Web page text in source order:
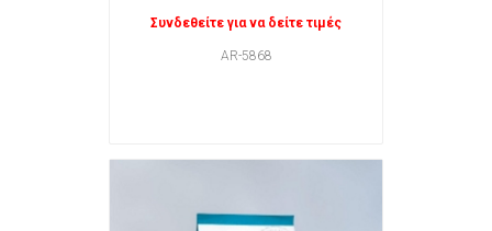
Συνδεθείτε για να δείτε τιμές
AR-5868